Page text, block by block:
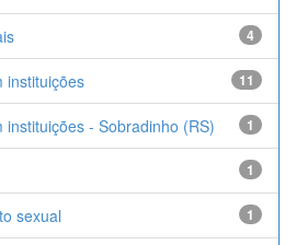
4
instituições 11
instituições - Sobradinho (RS) 1
1
sexual 1